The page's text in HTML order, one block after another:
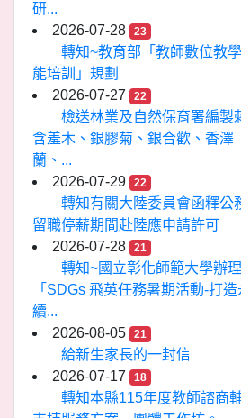
研...
2026-07-28
23
轉知~教育部「教師數位教
能培訓」規劃
2026-07-27
22
檢送林業及自然保育署編製
含羞木、銀膠菊、銀合歡、香澤
蘭、...
2026-07-29
22
轉知有關大陸委員會函釋公
留職停薪期間赴陸應申請許可
2026-07-28
21
轉知~國立彰化師範大學辦
「SDGs 飛英任務暑期活動-打造
續...
2026-08-05
21
給新生家長的一封信
2026-07-17
18
轉知本縣115年度教師諮商